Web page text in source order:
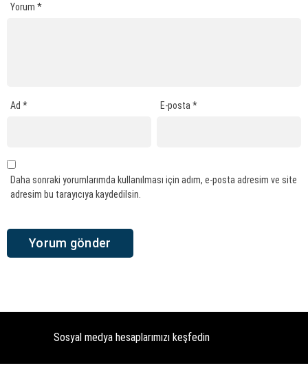
Yorum *
Ad * E-posta*
Daha sonraki yorumlarımda kullanılması için adım, e-posta adresim ve site
adresim bu tarayıcıya kaydedilsin.
Sosyal medya hesaplarımızı keşfedin